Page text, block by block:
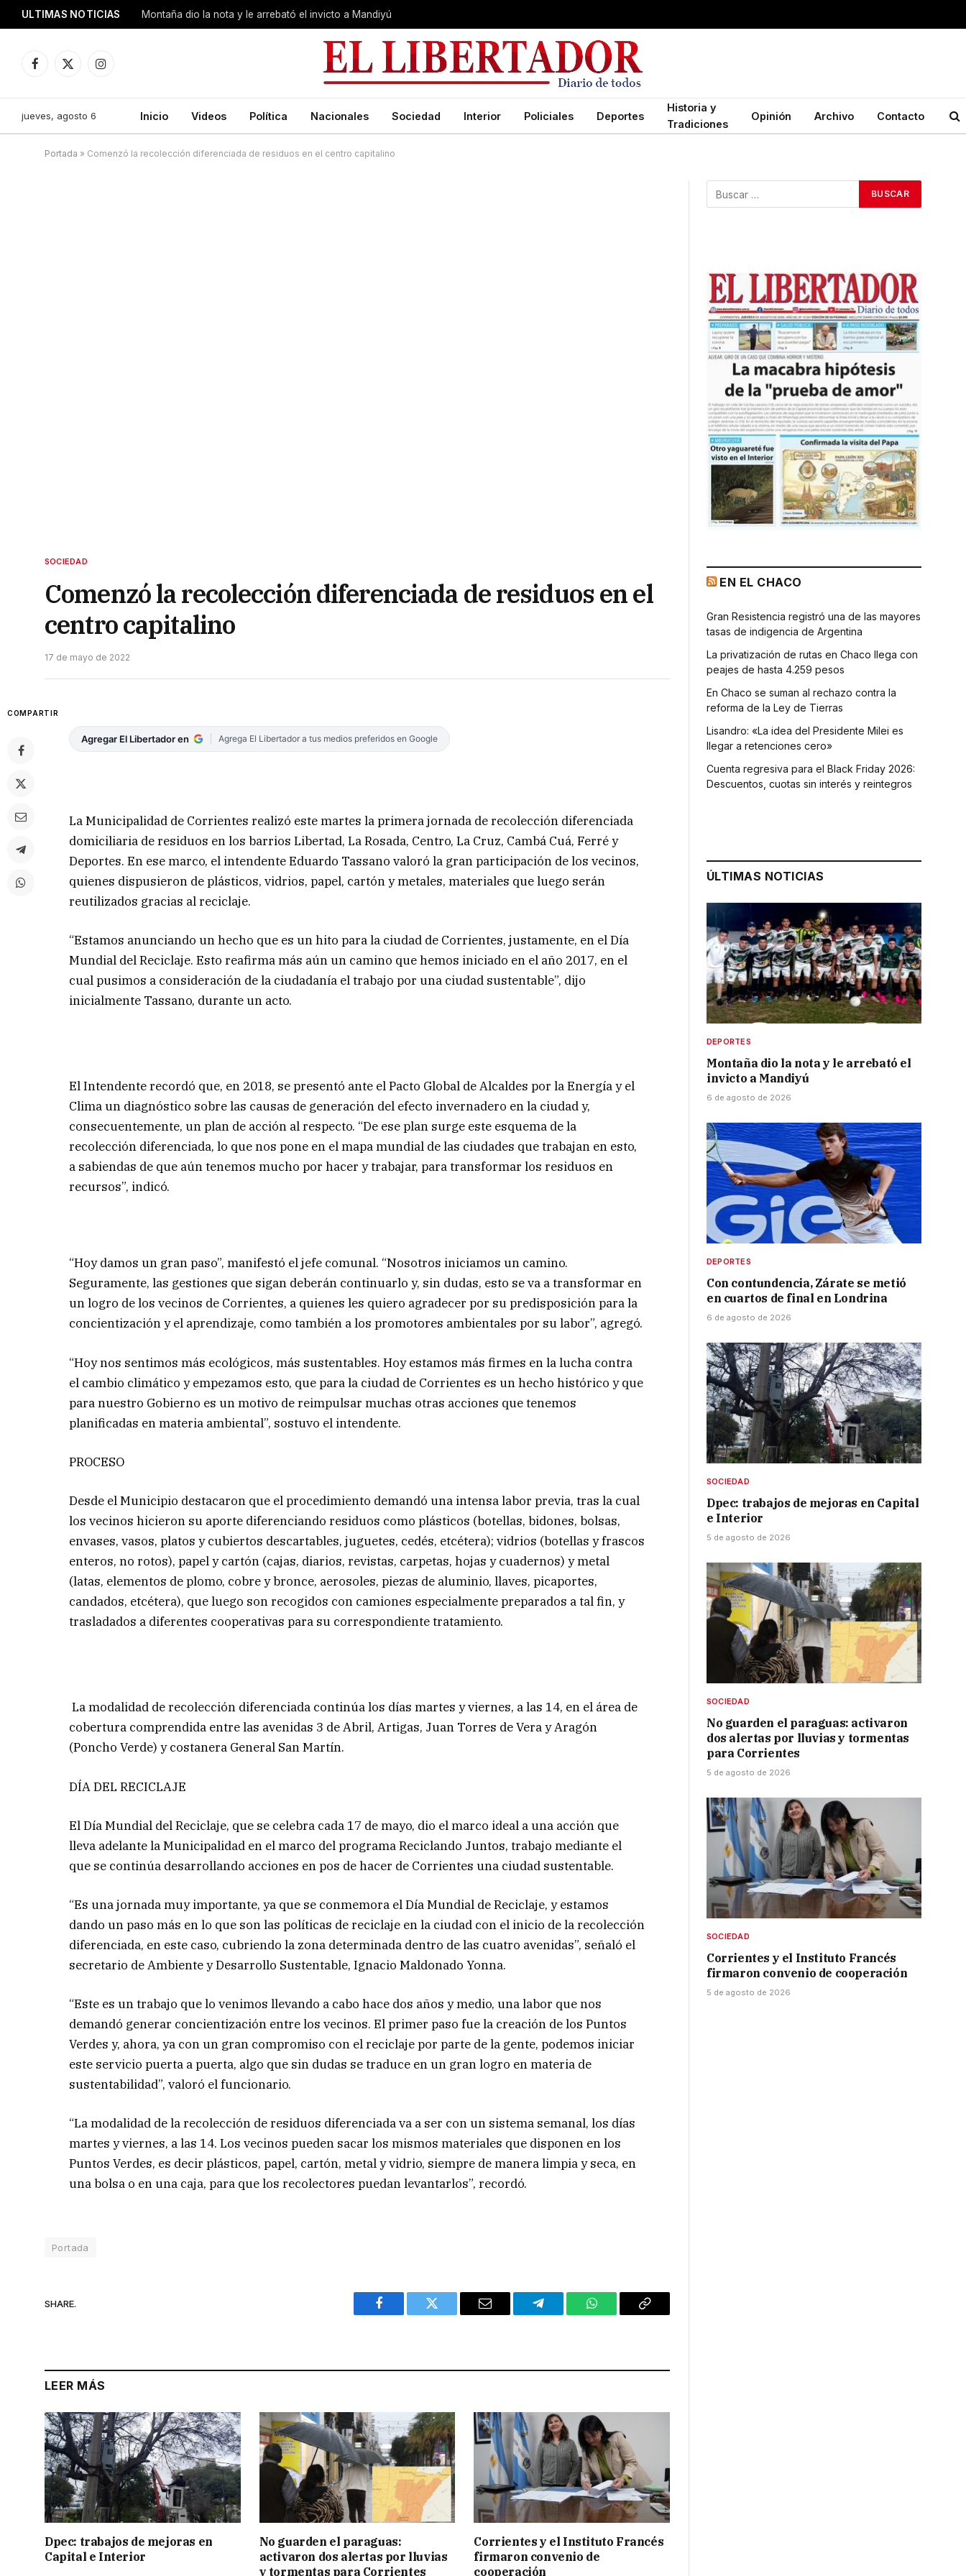
ULTIMAS NOTICIAS Montaña dio la nota y le arrebató el invicto a Mandiyú
Facebook
X
Instagram
jueves, agosto 6 Inicio Videos Política Nacionales Sociedad Interior Policiales Deportes
Historia y
Tradiciones
Opinión Archivo Contacto
Portada » Comenzó la recolección diferenciada de residuos en el centro capitalino
SOCIEDAD
Comenzó la recolección diferenciada de residuos en el
centro capitalino
17 de mayo de 2022
COMPARTIR
Agregar El Libertador en Agrega El Libertador a tus medios preferidos en Google
La Municipalidad de Corrientes realizó este martes la primera jornada de recolección diferenciada
domiciliaria de residuos en los barrios Libertad, La Rosada, Centro, La Cruz, Cambá Cuá, Ferré y
Deportes. En ese marco, el intendente Eduardo Tassano valoró la gran participación de los vecinos,
quienes dispusieron de plásticos, vidrios, papel, cartón y metales, materiales que luego serán
reutilizados gracias al reciclaje.
“Estamos anunciando un hecho que es un hito para la ciudad de Corrientes, justamente, en el Día
Mundial del Reciclaje. Esto reafirma más aún un camino que hemos iniciado en el año 2017, en el
cual pusimos a consideración de la ciudadanía el trabajo por una ciudad sustentable”, dijo
inicialmente Tassano, durante un acto.
El Intendente recordó que, en 2018, se presentó ante el Pacto Global de Alcaldes por la Energía y el
Clima un diagnóstico sobre las causas de generación del efecto invernadero en la ciudad y,
consecuentemente, un plan de acción al respecto. “De ese plan surge este esquema de la
recolección diferenciada, lo que nos pone en el mapa mundial de las ciudades que trabajan en esto,
a sabiendas de que aún tenemos mucho por hacer y trabajar, para transformar los residuos en
recursos”, indicó.
“Hoy damos un gran paso”, manifestó el jefe comunal. “Nosotros iniciamos un camino.
Seguramente, las gestiones que sigan deberán continuarlo y, sin dudas, esto se va a transformar en
un logro de los vecinos de Corrientes, a quienes les quiero agradecer por su predisposición para la
concientización y el aprendizaje, como también a los promotores ambientales por su labor”, agregó.
“Hoy nos sentimos más ecológicos, más sustentables. Hoy estamos más firmes en la lucha contra
el cambio climático y empezamos esto, que para la ciudad de Corrientes es un hecho histórico y que
para nuestro Gobierno es un motivo de reimpulsar muchas otras acciones que tenemos
planificadas en materia ambiental”, sostuvo el intendente.
PROCESO
Desde el Municipio destacaron que el procedimiento demandó una intensa labor previa, tras la cual
los vecinos hicieron su aporte diferenciando residuos como plásticos (botellas, bidones, bolsas,
envases, vasos, platos y cubiertos descartables, juguetes, cedés, etcétera); vidrios (botellas y frascos
enteros, no rotos), papel y cartón (cajas, diarios, revistas, carpetas, hojas y cuadernos) y metal
(latas, elementos de plomo, cobre y bronce, aerosoles, piezas de aluminio, llaves, picaportes,
candados, etcétera), que luego son recogidos con camiones especialmente preparados a tal fin, y
trasladados a diferentes cooperativas para su correspondiente tratamiento.
La modalidad de recolección diferenciada continúa los días martes y viernes, a las 14, en el área de
cobertura comprendida entre las avenidas 3 de Abril, Artigas, Juan Torres de Vera y Aragón
(Poncho Verde) y costanera General San Martín.
DÍA DEL RECICLAJE
El Día Mundial del Reciclaje, que se celebra cada 17 de mayo, dio el marco ideal a una acción que
lleva adelante la Municipalidad en el marco del programa Reciclando Juntos, trabajo mediante el
que se continúa desarrollando acciones en pos de hacer de Corrientes una ciudad sustentable.
“Es una jornada muy importante, ya que se conmemora el Día Mundial de Reciclaje, y estamos
dando un paso más en lo que son las políticas de reciclaje en la ciudad con el inicio de la recolección
diferenciada, en este caso, cubriendo la zona determinada dentro de las cuatro avenidas”, señaló el
secretario de Ambiente y Desarrollo Sustentable, Ignacio Maldonado Yonna.
“Este es un trabajo que lo venimos llevando a cabo hace dos años y medio, una labor que nos
demandó generar concientización entre los vecinos. El primer paso fue la creación de los Puntos
Verdes y, ahora, ya con un gran compromiso con el reciclaje por parte de la gente, podemos iniciar
este servicio puerta a puerta, algo que sin dudas se traduce en un gran logro en materia de
sustentabilidad”, valoró el funcionario.
“La modalidad de la recolección de residuos diferenciada va a ser con un sistema semanal, los días
martes y viernes, a las 14. Los vecinos pueden sacar los mismos materiales que disponen en los
Puntos Verdes, es decir plásticos, papel, cartón, metal y vidrio, siempre de manera limpia y seca, en
una bolsa o en una caja, para que los recolectores puedan levantarlos”, recordó.
Portada
SHARE.
Facebook Twitter Email Telegram WhatsAppCopy
LEER MÁS
Dpec: trabajos de mejoras en
Capital e Interior
No guarden el paraguas:
activaron dos alertas por lluvias
y tormentas para Corrientes
Corrientes y el Instituto Francés
firmaron convenio de
cooperación
EN EL CHACO
Gran Resistencia registró una de las mayores
tasas de indigencia de Argentina
La privatización de rutas en Chaco llega con
peajes de hasta 4.259 pesos
En Chaco se suman al rechazo contra la
reforma de la Ley de Tierras
Lisandro: «La idea del Presidente Milei es
llegar a retenciones cero»
Cuenta regresiva para el Black Friday 2026:
Descuentos, cuotas sin interés y reintegros
ÚLTIMAS NOTICIAS
DEPORTES
Montaña dio la nota y le arrebató el
invicto a Mandiyú
6 de agosto de 2026
DEPORTES
Con contundencia, Zárate se metió
en cuartos de final en Londrina
6 de agosto de 2026
SOCIEDAD
Dpec: trabajos de mejoras en Capital
e Interior
5 de agosto de 2026
SOCIEDAD
No guarden el paraguas: activaron
dos alertas por lluvias y tormentas
para Corrientes
5 de agosto de 2026
SOCIEDAD
Corrientes y el Instituto Francés
firmaron convenio de cooperación
5 de agosto de 2026